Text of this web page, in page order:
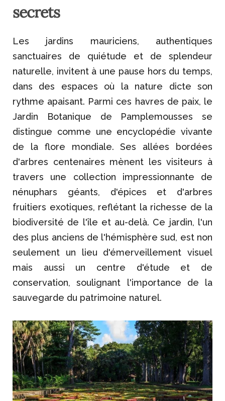
secrets
Les jardins mauriciens, authentiques
sanctuaires de quiétude et de splendeur
naturelle, invitent à une pause hors du temps,
dans des espaces où la nature dicte son
rythme apaisant. Parmi ces havres de paix, le
Jardin Botanique de Pamplemousses se
distingue comme une encyclopédie vivante
de la flore mondiale. Ses allées bordées
d'arbres centenaires mènent les visiteurs à
travers une collection impressionnante de
nénuphars géants, d'épices et d'arbres
fruitiers exotiques, reflétant la richesse de la
biodiversité de l'île et au-delà. Ce jardin, l'un
des plus anciens de l'hémisphère sud, est non
seulement un lieu d'émerveillement visuel
mais aussi un centre d'étude et de
conservation, soulignant l'importance de la
sauvegarde du patrimoine naturel.